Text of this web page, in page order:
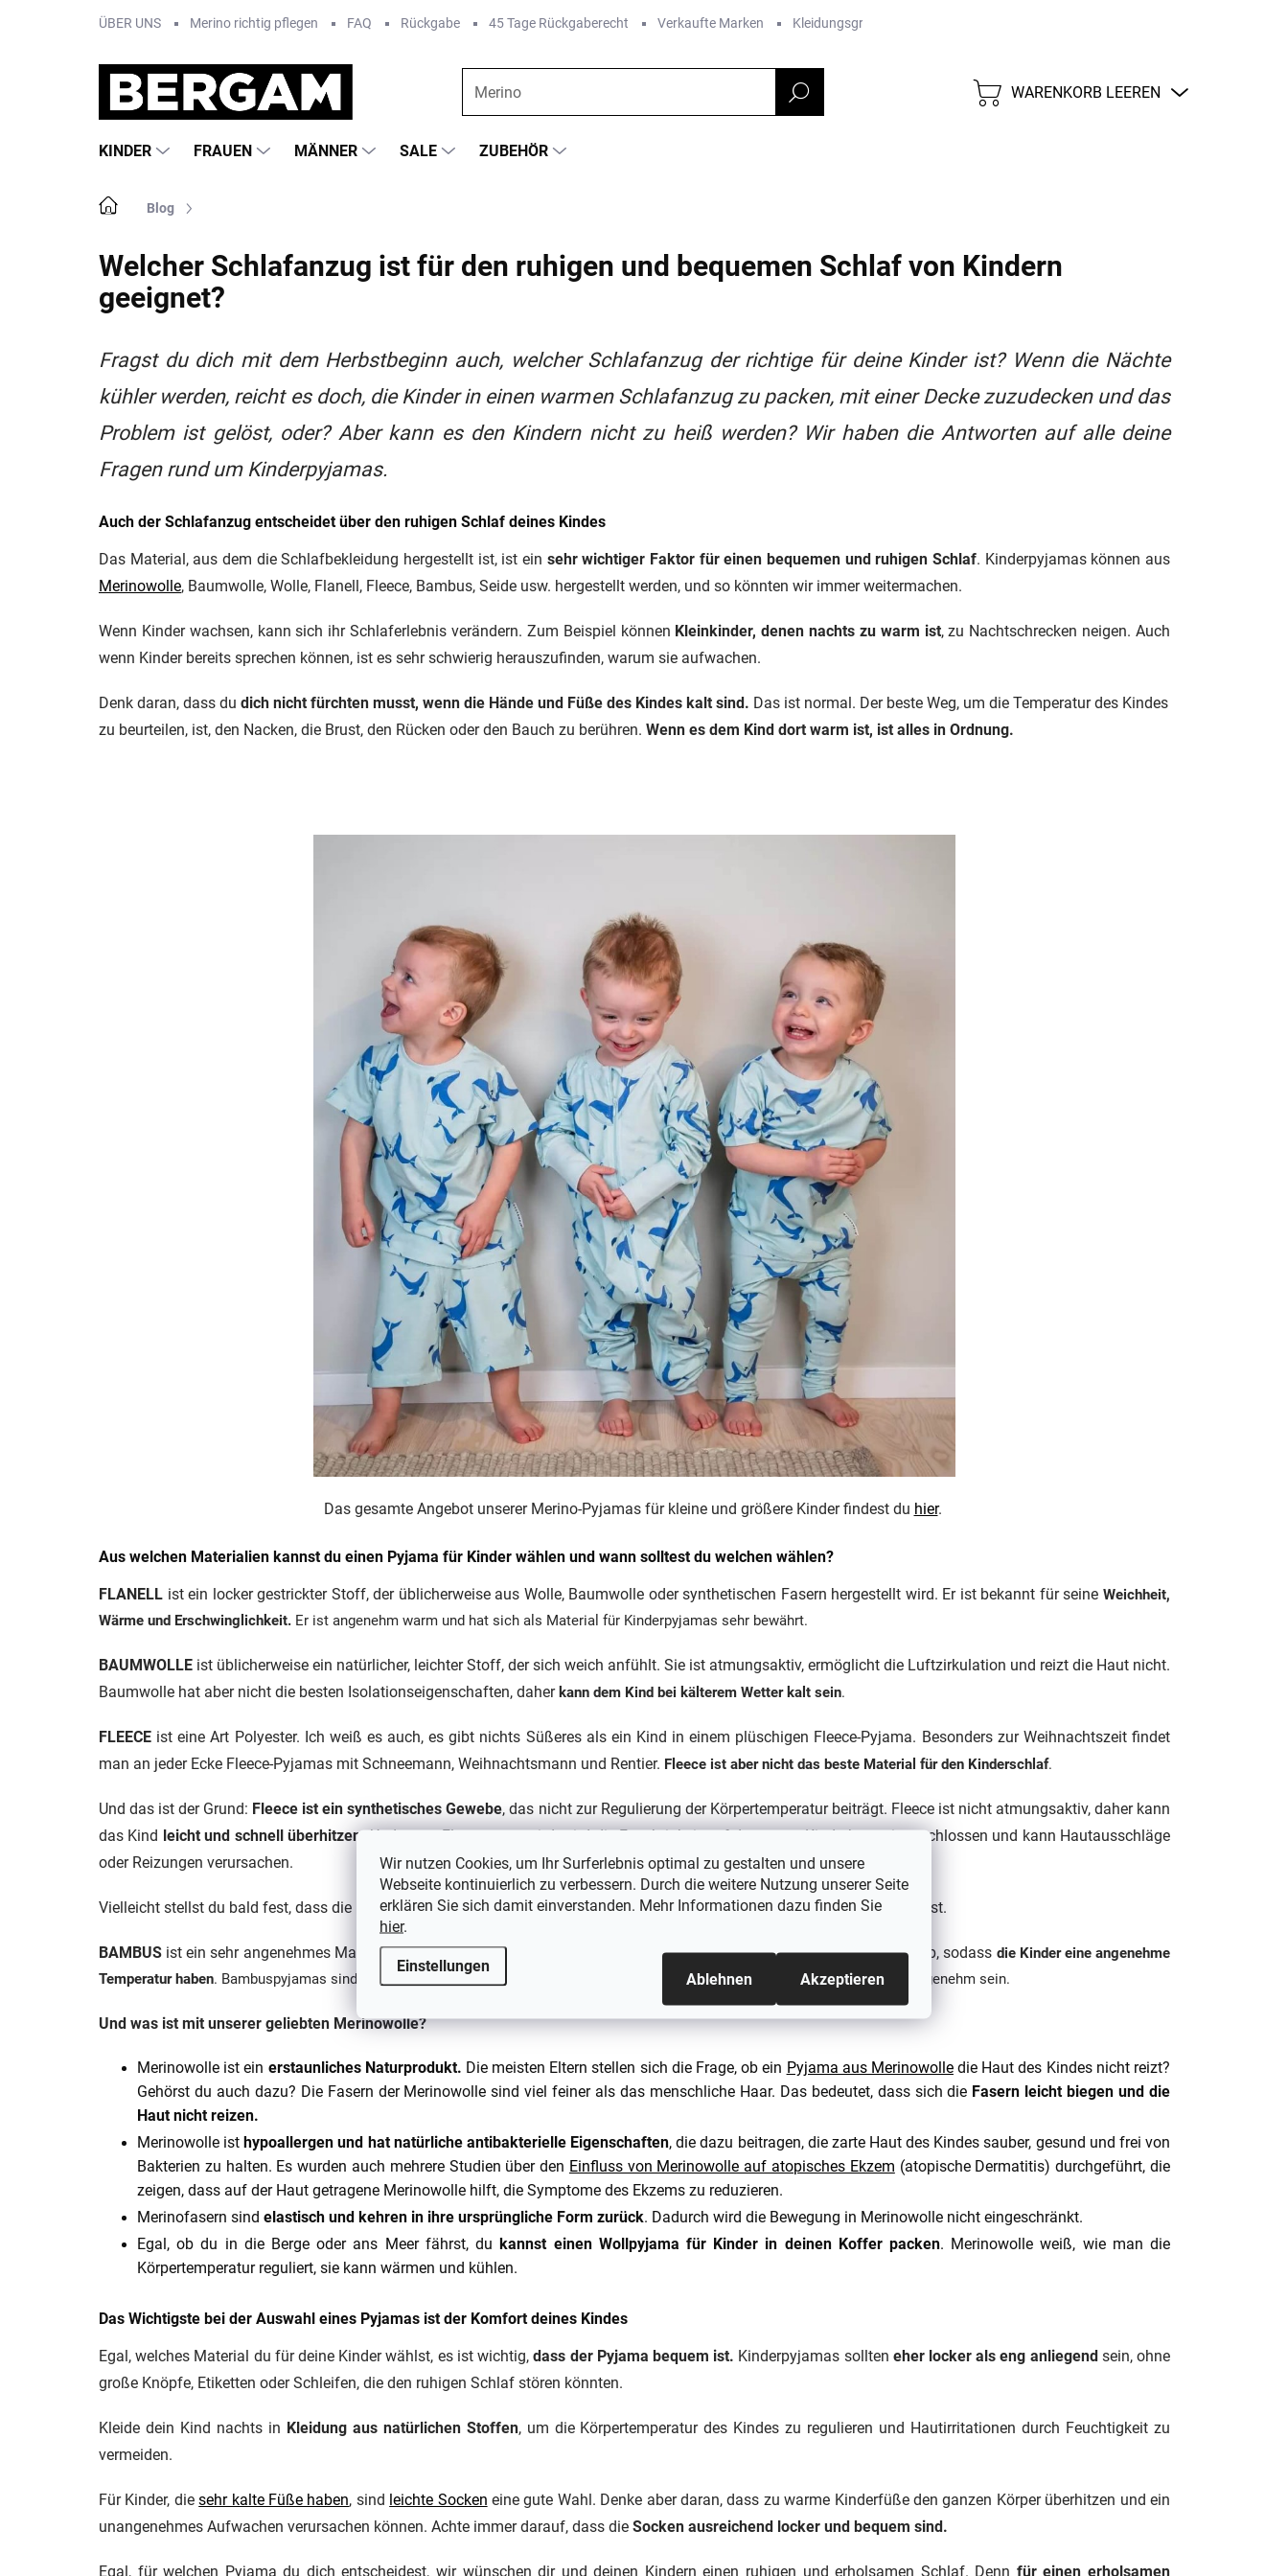
Wir nutzen Cookies, um Ihr Surferlebnis optimal zu gestalten und unsere
Webseite kontinuierlich zu verbessern. Durch die weitere Nutzung unserer Seite
erklären Sie sich damit einverstanden. Mehr Informationen dazu finden Sie
hier.
Einstellungen
Ablehnen Akzeptieren
ÜBER UNS Merino richtig pflegen FAQ Rückgabe 45 Tage Rückgaberecht Verkaufte Marken Kleidungsgrößen
WARENKORB
WARENKORB LEEREN
KINDER FRAUEN MÄNNER SALE ZUBEHÖR
Startseite
Blog
Welcher Schlafanzug ist für den ruhigen und bequemen Schlaf von Kindern
geeignet?
Fragst du dich mit dem Herbstbeginn auch, welcher Schlafanzug der richtige für deine Kinder ist? Wenn die Nächte
kühler werden, reicht es doch, die Kinder in einen warmen Schlafanzug zu packen, mit einer Decke zuzudecken und das
Problem ist gelöst, oder? Aber kann es den Kindern nicht zu heiß werden? Wir haben die Antworten auf alle deine
Fragen rund um Kinderpyjamas.
Auch der Schlafanzug entscheidet über den ruhigen Schlaf deines Kindes
Das Material, aus dem die Schlafbekleidung hergestellt ist, ist ein sehr wichtiger Faktor für einen bequemen und ruhigen Schlaf. Kinderpyjamas können aus
Merinowolle, Baumwolle, Wolle, Flanell, Fleece, Bambus, Seide usw. hergestellt werden, und so könnten wir immer weitermachen.
Wenn Kinder wachsen, kann sich ihr Schlaferlebnis verändern. Zum Beispiel können Kleinkinder, denen nachts zu warm ist, zu Nachtschrecken neigen. Auch
wenn Kinder bereits sprechen können, ist es sehr schwierig herauszufinden, warum sie aufwachen.
Denk daran, dass du dich nicht fürchten musst, wenn die Hände und Füße des Kindes kalt sind. Das ist normal. Der beste Weg, um die Temperatur des Kindes
zu beurteilen, ist, den Nacken, die Brust, den Rücken oder den Bauch zu berühren. Wenn es dem Kind dort warm ist, ist alles in Ordnung.
Das gesamte Angebot unserer Merino-Pyjamas für kleine und größere Kinder findest du hier.
Aus welchen Materialien kannst du einen Pyjama für Kinder wählen und wann solltest du welchen wählen?
FLANELL ist ein locker gestrickter Stoff, der üblicherweise aus Wolle, Baumwolle oder synthetischen Fasern hergestellt wird. Er ist bekannt für seineWeichheit,
Wärme und Erschwinglichkeit. Er ist angenehm warm und hat sich als Material für Kinderpyjamas sehr bewährt.
BAUMWOLLE ist üblicherweise ein natürlicher, leichter Stoff, der sich weich anfühlt. Sie ist atmungsaktiv, ermöglicht die Luftzirkulation und reizt die Haut nicht.
Baumwolle hat aber nicht die besten Isolationseigenschaften, daher kann dem Kind bei kälterem Wetter kalt sein.
FLEECE ist eine Art Polyester. Ich weiß es auch, es gibt nichts Süßeres als ein Kind in einem plüschigen Fleece-Pyjama. Besonders zur Weihnachtszeit findet
man an jeder Ecke Fleece-Pyjamas mit Schneemann, Weihnachtsmann und Rentier. Fleece ist aber nicht das beste Material für den Kinderschlaf.
Und das ist der Grund: Fleece ist ein synthetisches Gewebe, das nicht zur Regulierung der Körpertemperatur beiträgt. Fleece ist nicht atmungsaktiv, daher kann
das Kind leicht und schnell überhitzen. Und wenn Fleece nass wird, wird die Feuchtigkeit auf der zarten Kinderhaut eingeschlossen und kann Hautausschläge
oder Reizungen verursachen.
Vielleicht stellst du bald fest, dass die Kinder in einem solchen Pyjama sehr schwitzen und aufwachen, weil ihnen zu heiß ist.
BAMBUS ist ein sehr angenehmes Material, auch für die empfindlichste Haut, und leitet auf natürliche Weise Feuchtigkeit ab, sodass die Kinder eine angenehme
Temperatur haben. Bambuspyjamas sind zudem hypoallergen und können für Kinder mit den unterschiedlichsten Allergien sehr angenehm sein.
Und was ist mit unserer geliebten Merinowolle?
Merinowolle ist ein erstaunliches Naturprodukt. Die meisten Eltern stellen sich die Frage, ob ein Pyjama aus Merinowolledie Haut des Kindes nicht reizt?
Gehörst du auch dazu? Die Fasern der Merinowolle sind viel feiner als das menschliche Haar. Das bedeutet, dass sich die Fasern leicht biegen und die
Haut nicht reizen.
Merinowolle isthypoallergen und hat natürliche antibakterielle Eigenschaften, die dazu beitragen, die zarte Haut des Kindes sauber, gesund und frei von
Bakterien zu halten. Es wurden auch mehrere Studien über den Einfluss von Merinowolle auf atopisches Ekzem (atopische Dermatitis) durchgeführt, die
zeigen, dass auf der Haut getragene Merinowolle hilft, die Symptome des Ekzems zu reduzieren.
Merinofasern sind elastisch und kehren in ihre ursprüngliche Form zurück. Dadurch wird die Bewegung in Merinowolle nicht eingeschränkt.
Egal, ob du in die Berge oder ans Meer fährst, dukannst einen Wollpyjama für Kinder in deinen Koffer packen. Merinowolle weiß, wie man die
Körpertemperatur reguliert, sie kann wärmen und kühlen.
Das Wichtigste bei der Auswahl eines Pyjamas ist der Komfort deines Kindes
Egal, welches Material du für deine Kinder wählst, es ist wichtig,dass der Pyjama bequem ist. Kinderpyjamas sollten eher locker als eng anliegendsein, ohne
große Knöpfe, Etiketten oder Schleifen, die den ruhigen Schlaf stören könnten.
Kleide dein Kind nachts in Kleidung aus natürlichen Stoffen, um die Körpertemperatur des Kindes zu regulieren und Hautirritationen durch Feuchtigkeit zu
vermeiden.
Für Kinder, diesehr kalte Füße haben, sind leichte Socken eine gute Wahl. Denke aber daran, dass zu warme Kinderfüße den ganzen Körper überhitzen und ein
unangenehmes Aufwachen verursachen können. Achte immer darauf, dass die Socken ausreichend locker und bequem sind.
Egal, für welchen Pyjama du dich entscheidest, wir wünschen dir und deinen Kindern einen ruhigen und erholsamen Schlaf. Denn für einen erholsamen